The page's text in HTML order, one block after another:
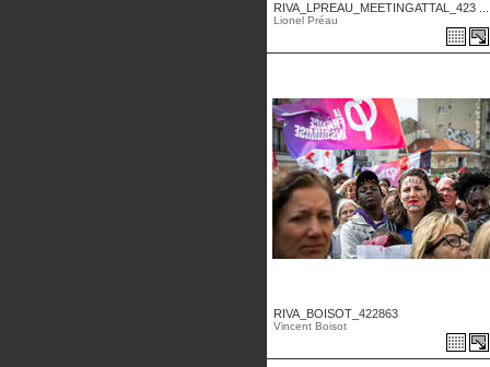
RIVA_LPREAU_MEETINGATTAL_423 ...
Lionel Préau
RIVA_BOISOT_422863
Vincent Boisot